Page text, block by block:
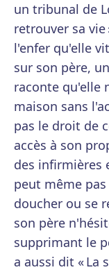
un tribunal de
retrouver sa
l'enfer qu'elle
sur son père,
raconte qu'elle
maison sans
pas le droit de
accès à son
des infirmières
peut même
doucher ou se
son père
supprimant le
a aussi dit « La